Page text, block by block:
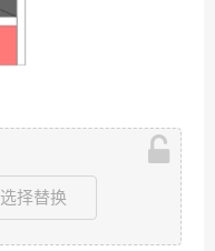
选择替换